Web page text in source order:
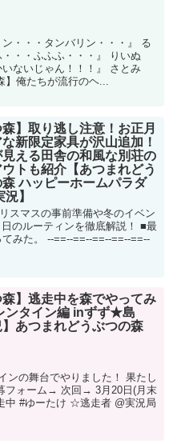
・・・タンバリン・・・』 る
・・ふふふ・・・』 りいぬ
いないじゃん！！！』 さとみ
】俺たちが流行のヘ...
森】取り逃し注意！お正月
新限定家具が沢山追加！
える田舎の和風な別荘の
ウトも紹介【あつまれどう
ハッピーホームパラダ
】
スマスの事前準備や冬のイベン
のルーティンを徹底解説！ ■最
みた。 --==--==--==--==--==--
森】逃走中を森でやってみ
ンタイン編 inずず★島
】あつまれどうぶつの森
ンの舞台でやりました！ 果たし
フォーム→ 次回→ 3月20日(月末
中 #ゆーたけ ☆逃走者 @実況局